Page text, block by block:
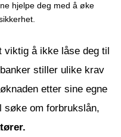
hjelpe deg med å øke
viktig å ikke låse deg til
stiller ulike krav
etter sine egne
søke om forbrukslån,